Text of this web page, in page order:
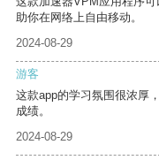
助你在网络上自由移动。
2024-08-29
游客
这款app的学习氛围很浓厚
成绩。
2024-08-29